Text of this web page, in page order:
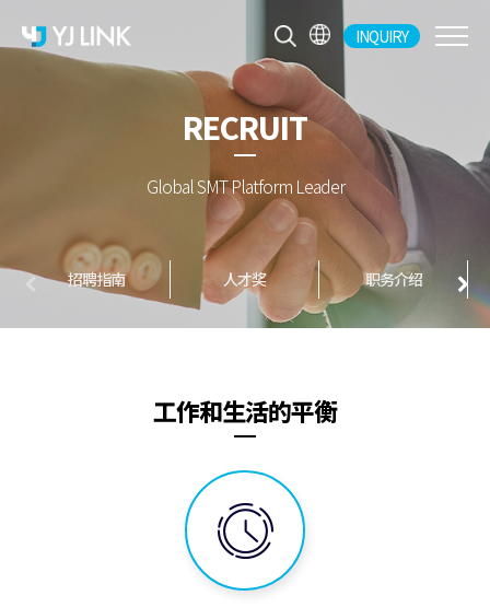
CH
EN
INQUIRY
RECRUIT
Global SMT Platform Leader
招聘指南 人才奖 职务介绍
工作和生活的平衡